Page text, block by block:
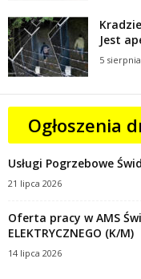
Jest
5
Ogłoszenia
Usługi Pogrzebowe
21 lipca 2026
Oferta pracy w AMS
ELEKTRYCZNEGO (K/M)
14 lipca 2026